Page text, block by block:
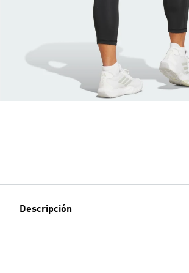
Descripción